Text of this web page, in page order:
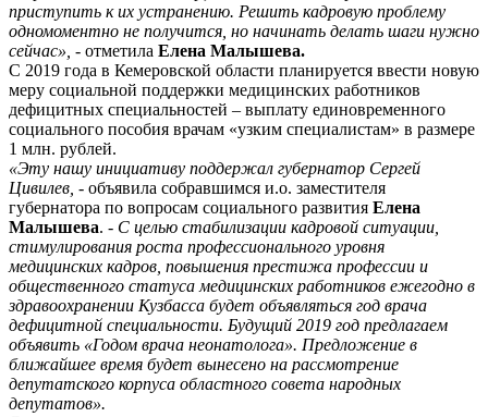
приступить к их устранению. Решить кадровую проблему
одномоментно не получится, но начинать делать шаги нужно
сейчас», - отметила Елена Малышева.
С 2019 года в Кемеровской области планируется ввести новую
меру социальной поддержки медицинских работников
дефицитных специальностей – выплату единовременного
социального пособия врачам «узким специалистам» в размере
1 млн. рублей.
«Эту нашу инициативу поддержал губернатор Сергей
Цивилев, - объявила собравшимся и.о. заместителя
губернатора по вопросам социального развития Елена
Малышева. - С целью стабилизации кадровой ситуации,
стимулирования роста профессионального уровня
медицинских кадров, повышения престижа профессии и
общественного статуса медицинских работников ежегодно в
здравоохранении Кузбасса будет объявляться год врача
дефицитной специальности. Будущий 2019 год предлагаем
объявить «Годом врача неонатолога». Предложение в
ближайшее время будет вынесено на рассмотрение
депутатского корпуса областного совета народных
депутатов».